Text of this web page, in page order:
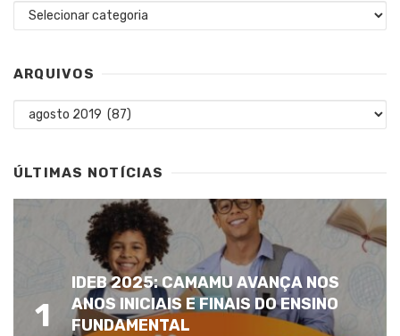
Categorias
ARQUIVOS
Arquivos
ÚLTIMAS NOTÍCIAS
1
IDEB 2025: CAMAMU AVANÇA NOS
ANOS INICIAIS E FINAIS DO ENSINO
FUNDAMENTAL